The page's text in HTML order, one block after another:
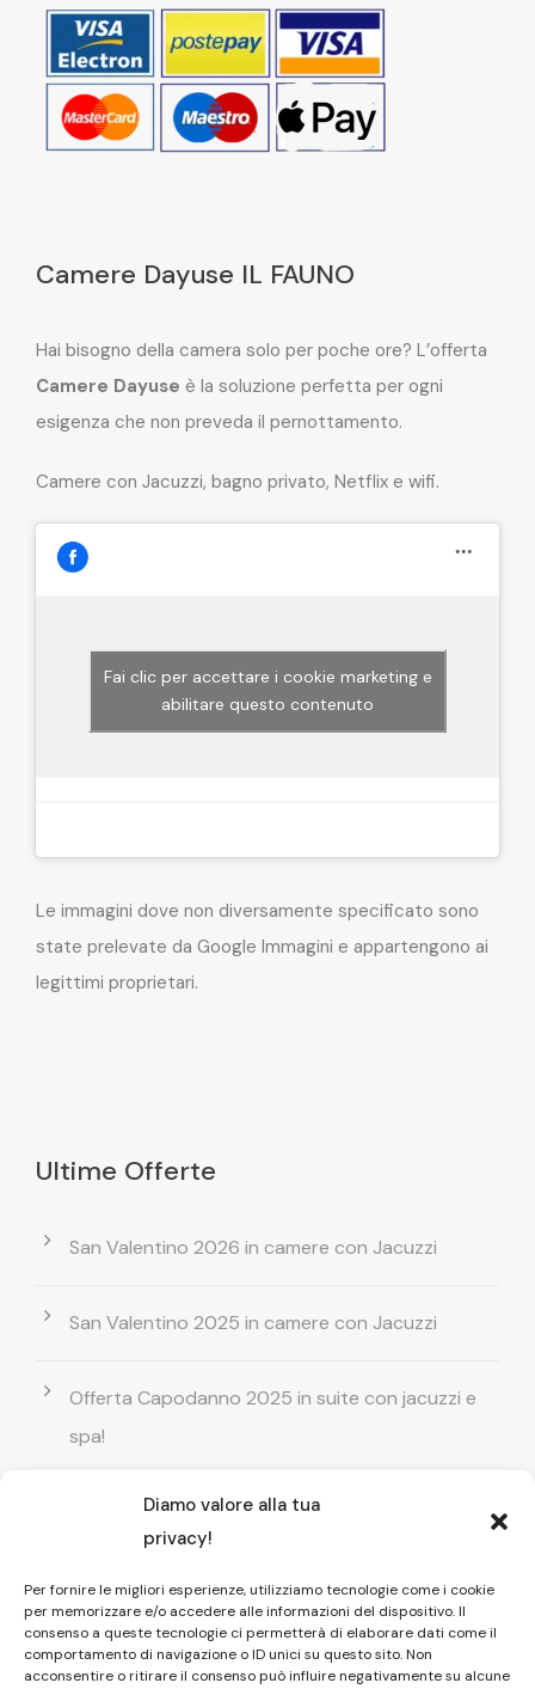
Diamo valore alla tua
privacy!
Per fornire le migliori esperienze, utilizziamo tecnologie come i cookie
per memorizzare e/o accedere alle informazioni del dispositivo. Il
consenso a queste tecnologie ci permetterà di elaborare dati come il
comportamento di navigazione o ID unici su questo sito. Non
acconsentire o ritirare il consenso può influire negativamente su alcune
Camere Dayuse IL FAUNO
Hai bisogno della camera solo per poche ore? L’offerta
Camere Dayuse è la soluzione perfetta per ogni
esigenza che non preveda il pernottamento.
Camere con Jacuzzi, bagno privato, Netflix e wifi.
Fai clic per accettare i cookie marketing e
abilitare questo contenuto
Le immagini dove non diversamente specificato sono
state prelevate da Google Immagini e appartengono ai
legittimi proprietari.
Ultime Offerte
San Valentino 2026 in camere con Jacuzzi
San Valentino 2025 in camere con Jacuzzi
Offerta Capodanno 2025 in suite con jacuzzi e
spa!
Offerta Natale in camera con vasca
idromassaggio ! Prenota il tuo relax esclusivo
Entrata GRATUITA in Piscina esterna! Il tuo relax
di coppia